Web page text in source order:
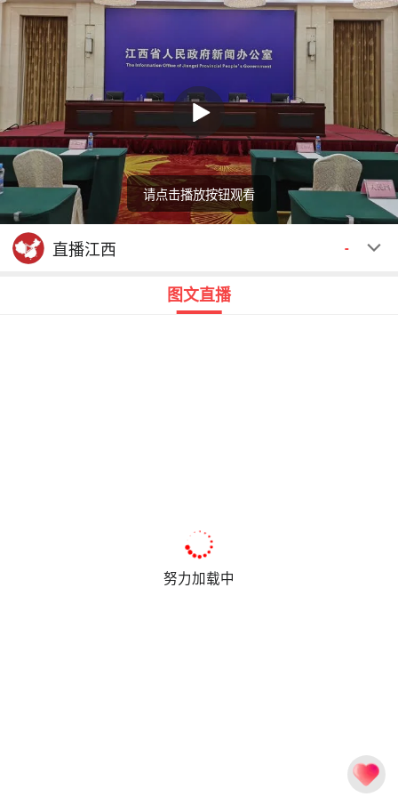
请点击播放按钮观看
回顾 00:00
直播江西 -
图文直播
努力加载中